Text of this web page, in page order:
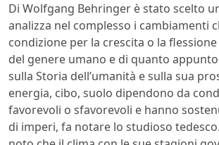
Di Wolfgang Behringer è stato scelto
analizza nel complesso i cambiamenti
condizione per la crescita o la
del genere umano e di quanto
sulla Storia dell’umanità e sulla sua
energia, cibo, suolo dipendono da
favorevoli o sfavorevoli e hanno
di imperi, fa notare lo studioso